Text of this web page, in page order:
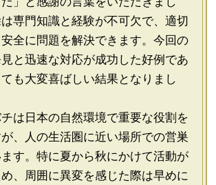
専門知識と経験が不可欠で、適切
全に問題を解決できます。今回の
と迅速な対応が成功した好例であ
も大変喜ばしい結果となりまし
は日本の自然環境で重要な役割を
、人の生活圏に近い場所での営巣
す。特に夏から秋にかけて活動が
、周囲に異変を感じた際は早めに